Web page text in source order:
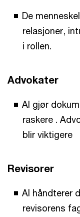
De
relasjoner,
i rollen.
Advokater
AI gjør
raskere .
blir viktigere
Revisorer
AI håndterer
revisorens